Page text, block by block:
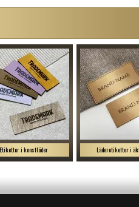
Etiketter i konstläder Läderetiketter i